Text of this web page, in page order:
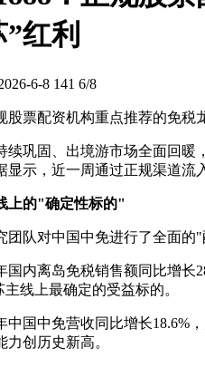
红利
6-8 141 6/8
续巩固、出境游市场全面回暖
显示，近一周通过正规渠道流
上的"确定性标的"
团队对中国中免进行了全面
国内离岛免税销售额同比增
线上最确定的受益标的。
中国中免营收同比增长18.6%
创历史新高。